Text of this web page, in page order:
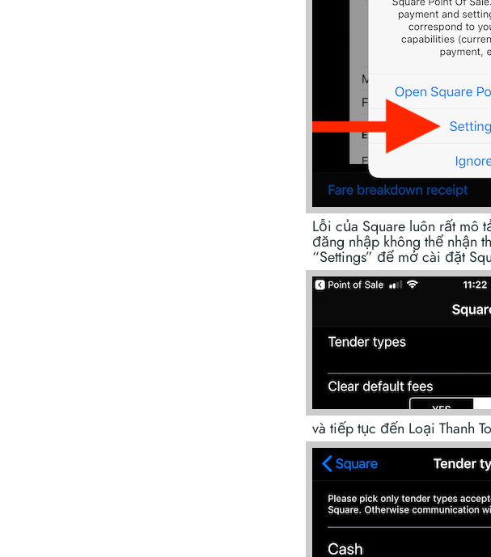
Lỗi của Square luôn rất mô
đăng nhập không thể nhận
“Settings” để mở cài đặt
và tiếp tục đến Loại Thanh